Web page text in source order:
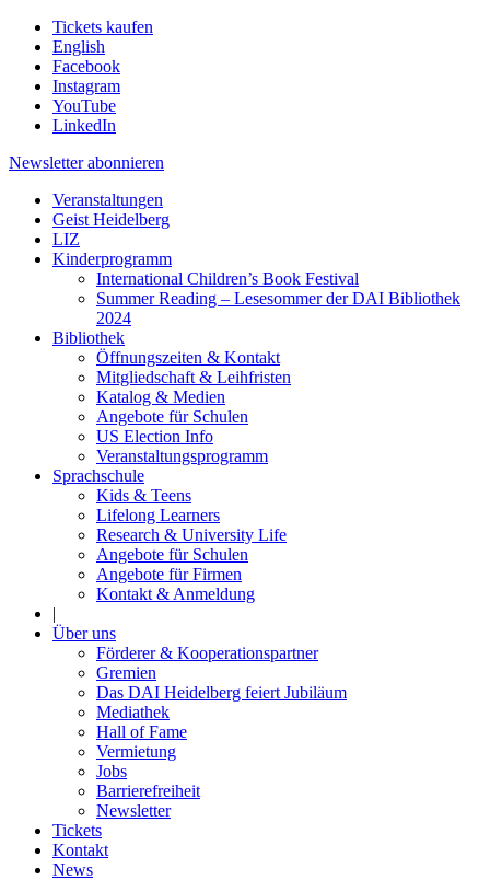
Tickets kaufen
English
Facebook
Instagram
YouTube
LinkedIn
Newsletter abonnieren
Veranstaltungen
Geist Heidelberg
LIZ
Kinderprogramm
International Children’s Book Festival
Summer Reading – Lesesommer der DAI Bibliothek
2024
Bibliothek
Öffnungszeiten & Kontakt
Mitgliedschaft & Leihfristen
Katalog & Medien
Angebote für Schulen
US Election Info
Veranstaltungsprogramm
Sprachschule
Kids & Teens
Lifelong Learners
Research & University Life
Angebote für Schulen
Angebote für Firmen
Kontakt & Anmeldung
|
Über uns
Förderer & Kooperationspartner
Gremien
Das DAI Heidelberg feiert Jubiläum
Mediathek
Hall of Fame
Vermietung
Jobs
Barrierefreiheit
Newsletter
Tickets
Kontakt
News